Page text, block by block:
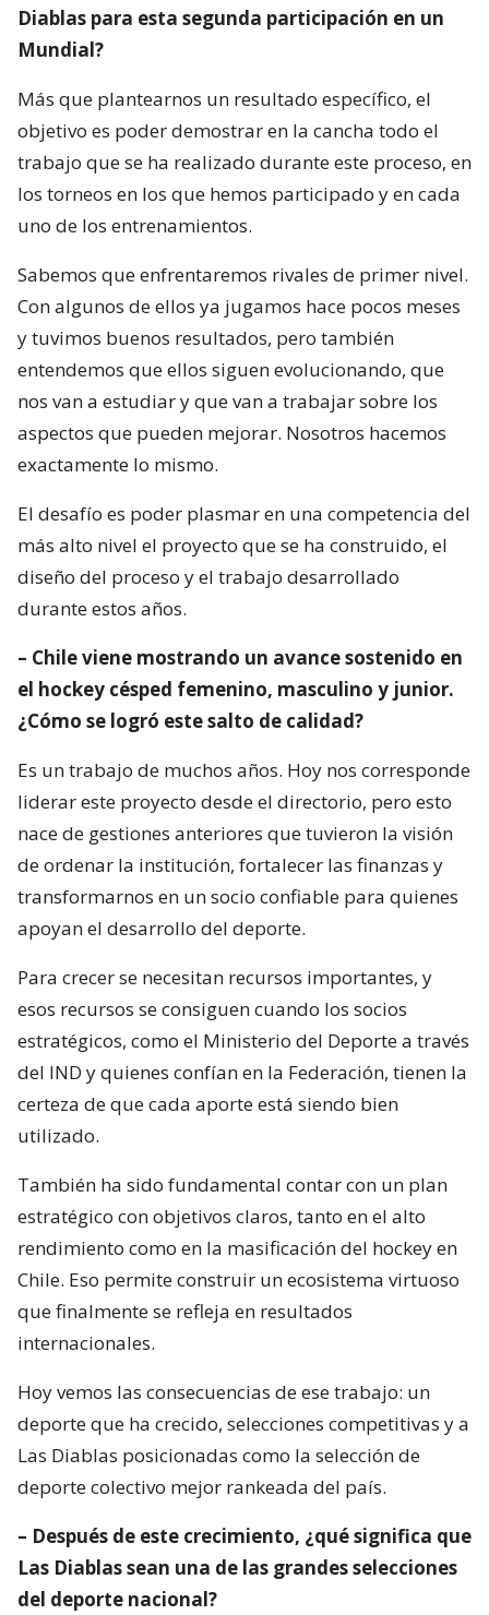
Diablas para esta segunda participación en un
Mundial?
Más que plantearnos un resultado específico, el
objetivo es poder demostrar en la cancha todo el
trabajo que se ha realizado durante este proceso, en
los torneos en los que hemos participado y en cada
uno de los entrenamientos.
Sabemos que enfrentaremos rivales de primer nivel.
Con algunos de ellos ya jugamos hace pocos meses
y tuvimos buenos resultados, pero también
entendemos que ellos siguen evolucionando, que
nos van a estudiar y que van a trabajar sobre los
aspectos que pueden mejorar. Nosotros hacemos
exactamente lo mismo.
El desafío es poder plasmar en una competencia del
más alto nivel el proyecto que se ha construido, el
diseño del proceso y el trabajo desarrollado
durante estos años.
– Chile viene mostrando un avance sostenido en
el hockey césped femenino, masculino y junior.
¿Cómo se logró este salto de calidad?
Es un trabajo de muchos años. Hoy nos corresponde
liderar este proyecto desde el directorio, pero esto
nace de gestiones anteriores que tuvieron la visión
de ordenar la institución, fortalecer las finanzas y
transformarnos en un socio confiable para quienes
apoyan el desarrollo del deporte.
Para crecer se necesitan recursos importantes, y
esos recursos se consiguen cuando los socios
estratégicos, como el Ministerio del Deporte a través
del IND y quienes confían en la Federación, tienen la
certeza de que cada aporte está siendo bien
utilizado.
También ha sido fundamental contar con un plan
estratégico con objetivos claros, tanto en el alto
rendimiento como en la masificación del hockey en
Chile. Eso permite construir un ecosistema virtuoso
que finalmente se refleja en resultados
internacionales.
Hoy vemos las consecuencias de ese trabajo: un
deporte que ha crecido, selecciones competitivas y a
Las Diablas posicionadas como la selección de
deporte colectivo mejor rankeada del país.
– Después de este crecimiento, ¿qué significa que
Las Diablas sean una de las grandes selecciones
del deporte nacional?